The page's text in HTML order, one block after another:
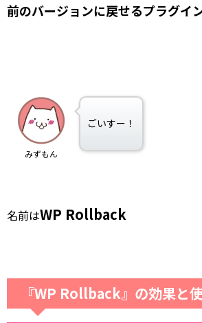
前のバージョンに戻せるプラグイ
みずもん
ごいすー！
名前はWP Rollback
『WP Rollback』の効果と